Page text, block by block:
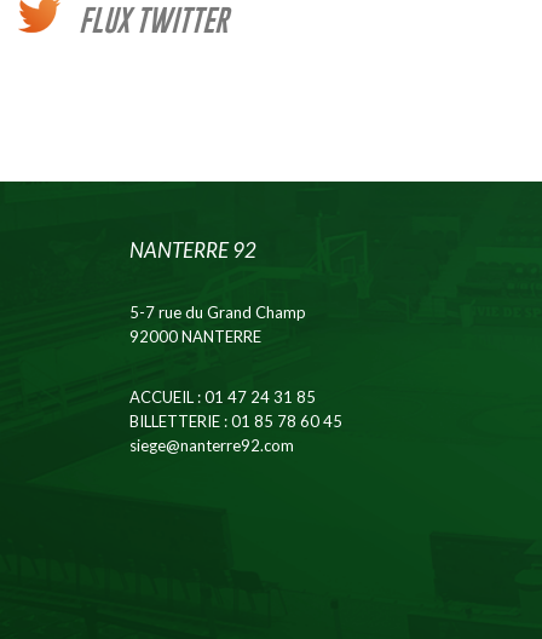
FLUX TWITTER
NANTERRE 92
5-7 rue du Grand Champ
92000 NANTERRE
ACCUEIL: 01 47 24 31 85
BILLETTERIE: 01 85 78 60 45
siege@nanterre92.com